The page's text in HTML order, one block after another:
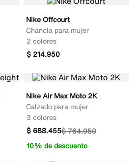
Nike Offcourt
Chancla para mujer
2 colores
$ 214.950
Nike Air Max Moto 2K
Calzado para mujer
3 colores
$764.950
$ 688.455
10% de descuento